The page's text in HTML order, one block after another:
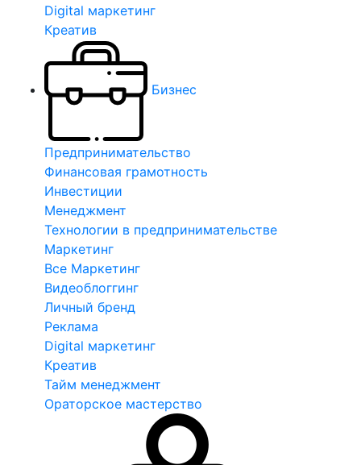
Digital маркетинг
Креатив
Бизнес
Предпринимательство
Финансовая грамотность
Инвестиции
Менеджмент
Технологии в предпринимательстве
Маркетинг
Все Маркетинг
Видеоблоггинг
Личный бренд
Реклама
Digital маркетинг
Креатив
Тайм менеджмент
Ораторское мастерство